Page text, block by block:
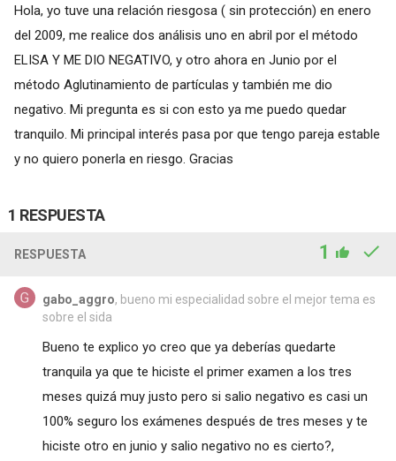
Hola, yo tuve una relación riesgosa ( sin protección) en enero
del 2009, me realice dos análisis uno en abril por el método
ELISA Y ME DIO NEGATIVO, y otro ahora en Junio por el
método Aglutinamiento de partículas y también me dio
negativo. Mi pregunta es si con esto ya me puedo quedar
tranquilo. Mi principal interés pasa por que tengo pareja estable
y no quiero ponerla en riesgo. Gracias
1 RESPUESTA
RESPUESTA 1
gabo_aggro, bueno mi especialidad sobre el mejor tema es
sobre el sida
Bueno te explico yo creo que ya deberías quedarte
tranquila ya que te hiciste el primer examen a los tres
meses quizá muy justo pero si salio negativo es casi un
100% seguro los exámenes después de tres meses y te
hiciste otro en junio y salio negativo no es cierto?,